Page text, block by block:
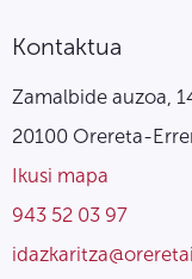
Kontaktua
Zamalbide auzoa,
20100 Orereta-
Ikusi mapa
943 52 03 97